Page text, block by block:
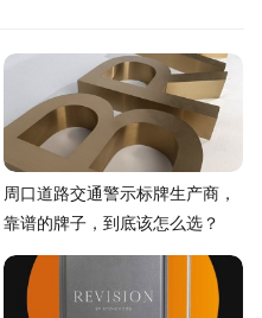
周口道路交通警示标牌生产商，
靠谱的牌子，到底该怎么选？